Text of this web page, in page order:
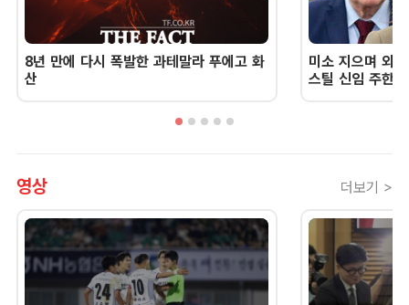
8년 만에 다시 폭발한 과테말라 푸에고 화
산
미소 지으며 외
스틸 신임 주한
영상 더보기 >